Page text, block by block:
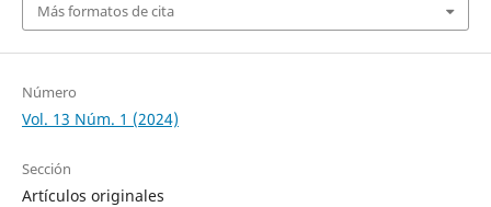
Más formatos de cita
Número
Vol. 13 Núm. 1 (2024)
Sección
Artículos originales